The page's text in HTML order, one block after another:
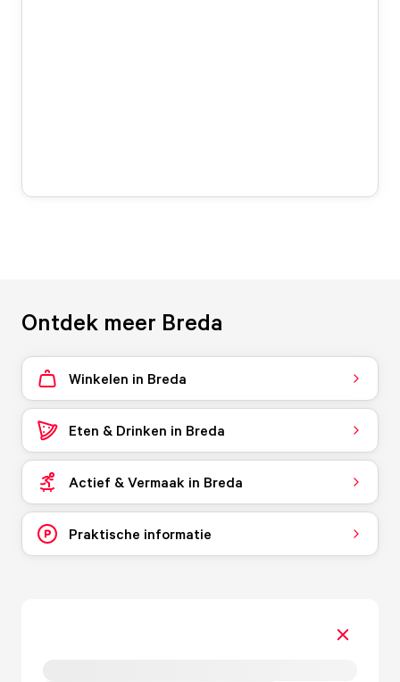
Ontdek meer Breda
Winkelen in Breda
Eten & Drinken in Breda
Actief & Vermaak in Breda
Praktische informatie